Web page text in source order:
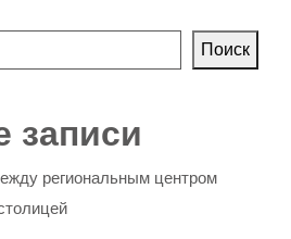
Поиск
записи
региональным центром